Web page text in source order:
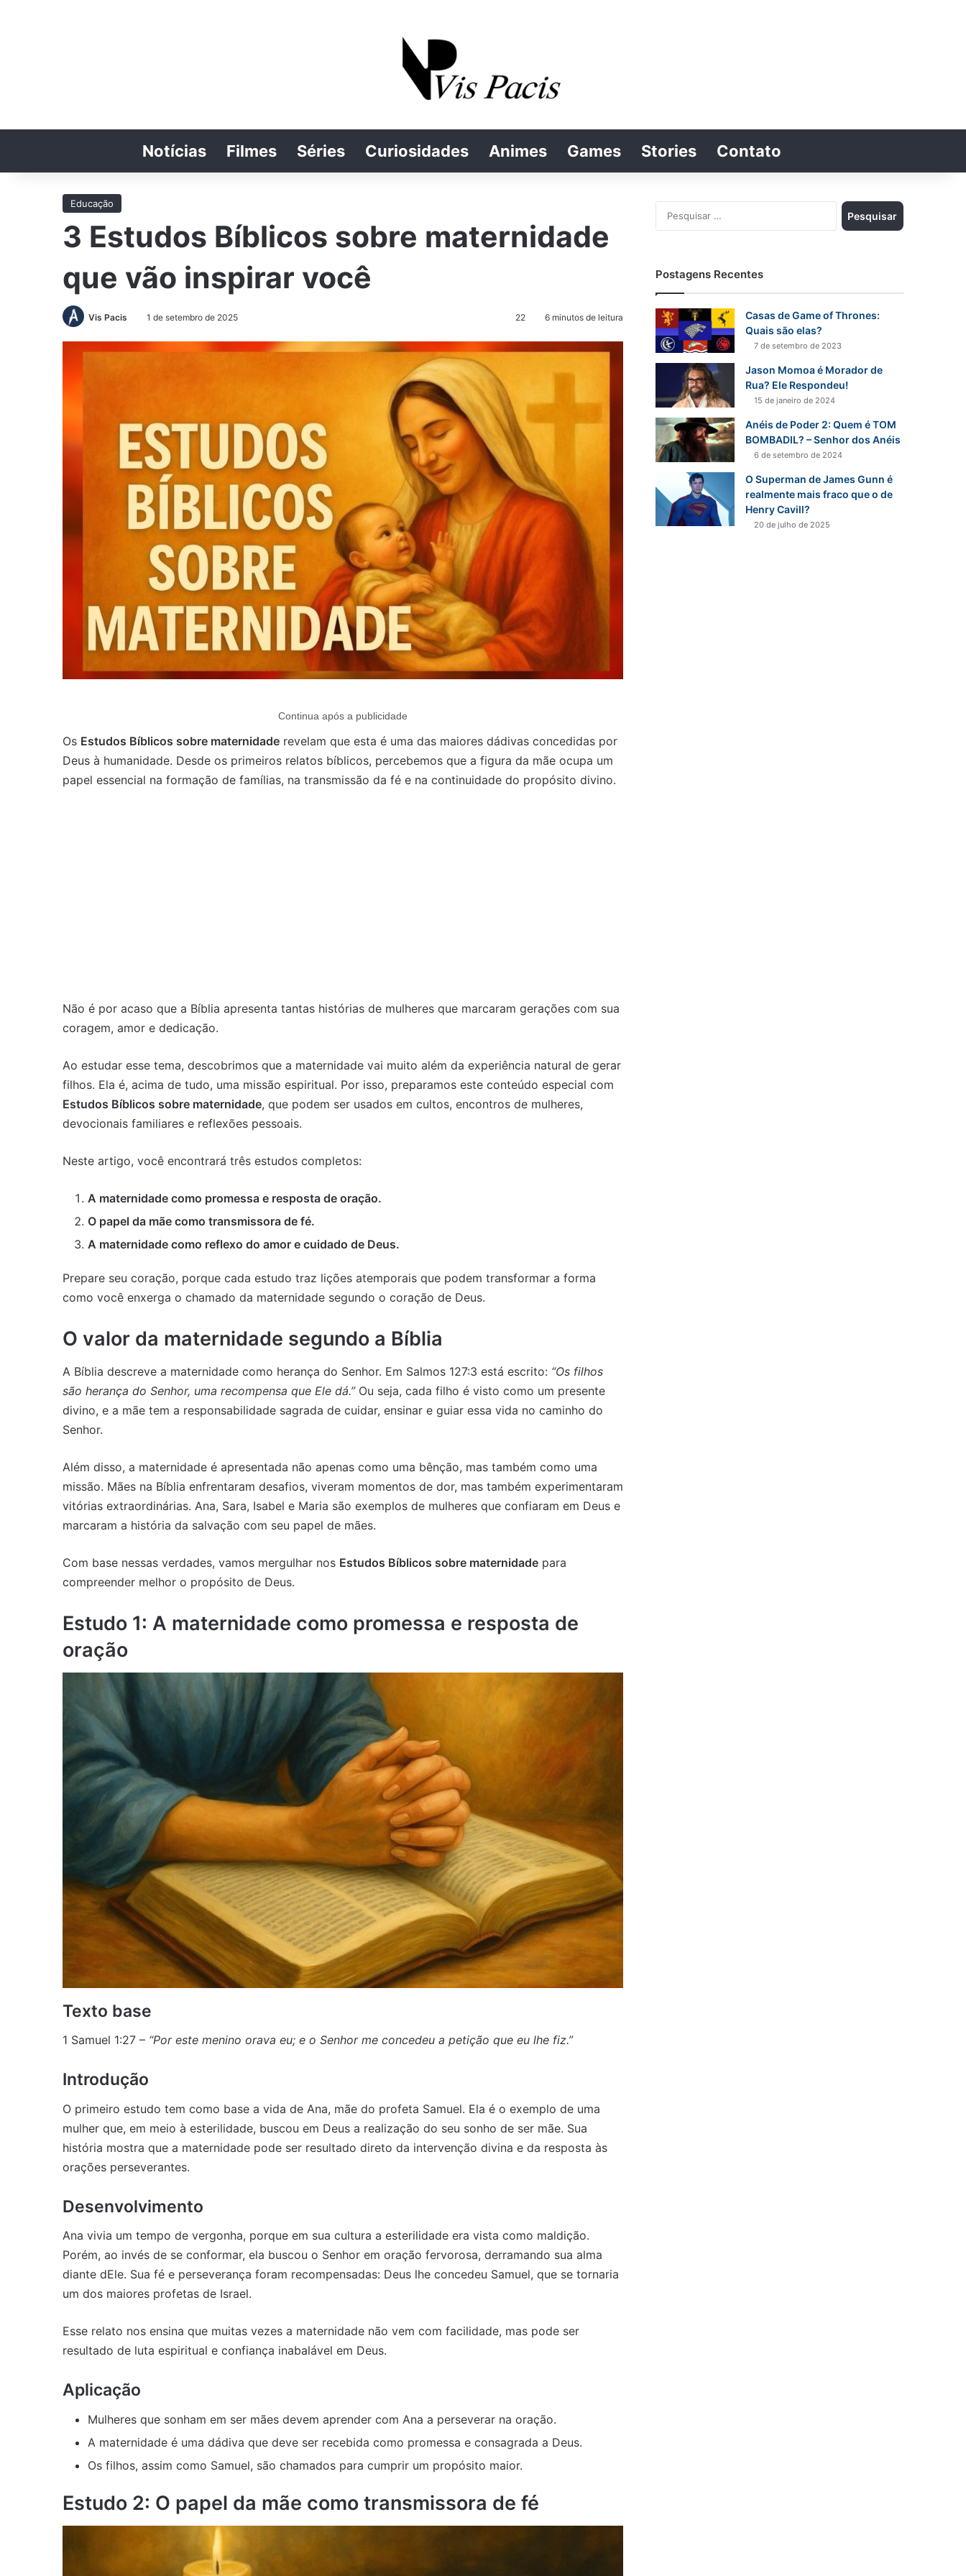
Notícias Filmes Séries Curiosidades Animes Games Stories Contato
Educação
3 Estudos Bíblicos sobre maternidade
que vão inspirar você
Vis Pacis 1 de setembro de 2025 22 6 minutos de leitura
Continua após a publicidade
Os Estudos Bíblicos sobre maternidade revelam que esta é uma das maiores dádivas concedidas por
Deus à humanidade. Desde os primeiros relatos bíblicos, percebemos que a figura da mãe ocupa um
papel essencial na formação de famílias, na transmissão da fé e na continuidade do propósito divino.
Não é por acaso que a Bíblia apresenta tantas histórias de mulheres que marcaram gerações com sua
coragem, amor e dedicação.
Ao estudar esse tema, descobrimos que a maternidade vai muito além da experiência natural de gerar
filhos. Ela é, acima de tudo, uma missão espiritual. Por isso, preparamos este conteúdo especial com
Estudos Bíblicos sobre maternidade, que podem ser usados em cultos, encontros de mulheres,
devocionais familiares e reflexões pessoais.
Neste artigo, você encontrará três estudos completos:
A maternidade como promessa e resposta de oração.
O papel da mãe como transmissora de fé.
A maternidade como reflexo do amor e cuidado de Deus.
Prepare seu coração, porque cada estudo traz lições atemporais que podem transformar a forma
como você enxerga o chamado da maternidade segundo o coração de Deus.
O valor da maternidade segundo a Bíblia
A Bíblia descreve a maternidade como herança do Senhor. Em Salmos 127:3 está escrito: “Os filhos
são herança do Senhor, uma recompensa que Ele dá.”Ou seja, cada filho é visto como um presente
divino, e a mãe tem a responsabilidade sagrada de cuidar, ensinar e guiar essa vida no caminho do
Senhor.
Além disso, a maternidade é apresentada não apenas como uma bênção, mas também como uma
missão. Mães na Bíblia enfrentaram desafios, viveram momentos de dor, mas também experimentaram
vitórias extraordinárias. Ana, Sara, Isabel e Maria são exemplos de mulheres que confiaram em Deus e
marcaram a história da salvação com seu papel de mães.
Com base nessas verdades, vamos mergulhar nos Estudos Bíblicos sobre maternidade para
compreender melhor o propósito de Deus.
Estudo 1: A maternidade como promessa e resposta de
oração
Texto base
1 Samuel 1:27 – “Por este menino orava eu; e o Senhor me concedeu a petição que eu lhe fiz.”
Introdução
O primeiro estudo tem como base a vida de Ana, mãe do profeta Samuel. Ela é o exemplo de uma
mulher que, em meio à esterilidade, buscou em Deus a realização do seu sonho de ser mãe. Sua
história mostra que a maternidade pode ser resultado direto da intervenção divina e da resposta às
orações perseverantes.
Desenvolvimento
Ana vivia um tempo de vergonha, porque em sua cultura a esterilidade era vista como maldição.
Porém, ao invés de se conformar, ela buscou o Senhor em oração fervorosa, derramando sua alma
diante dEle. Sua fé e perseverança foram recompensadas: Deus lhe concedeu Samuel, que se tornaria
um dos maiores profetas de Israel.
Esse relato nos ensina que muitas vezes a maternidade não vem com facilidade, mas pode ser
resultado de luta espiritual e confiança inabalável em Deus.
Aplicação
Mulheres que sonham em ser mães devem aprender com Ana a perseverar na oração.
A maternidade é uma dádiva que deve ser recebida como promessa e consagrada a Deus.
Os filhos, assim como Samuel, são chamados para cumprir um propósito maior.
Estudo 2: O papel da mãe como transmissora de fé
Pesquisar
por:
Postagens Recentes
Casas de Game of Thrones:
Quais são elas?
7 de setembro de 2023
Jason Momoa é Morador de
Rua? Ele Respondeu!
15 de janeiro de 2024
Anéis de Poder 2: Quem é TOM
BOMBADIL? – Senhor dos Anéis
6 de setembro de 2024
O Superman de James Gunn é
realmente mais fraco que o de
Henry Cavill?
20 de julho de 2025